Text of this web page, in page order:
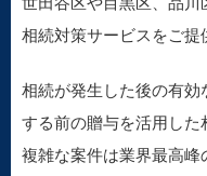
相続対策サービスをご提
相続が発生した後の有
する前の贈与を活用した
複雑な案件は業界最高峰